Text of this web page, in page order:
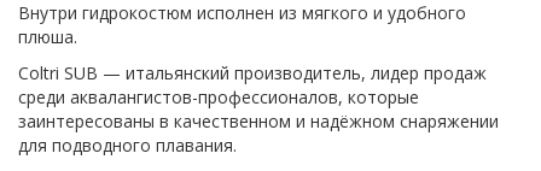
Внутри гидрокостюм исполнен из мягкого и удобного
плюша.
Coltri SUB — итальянский производитель, лидер продаж
среди аквалангистов-профессионалов, которые
заинтересованы в качественном и надёжном снаряжении
для подводного плавания.